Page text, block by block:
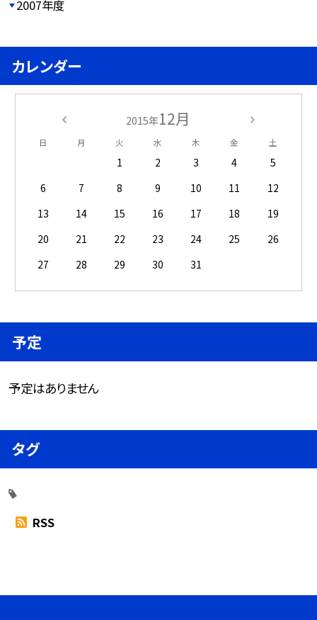
2007年度
カレンダー
2015年12月
日 月 火 水 木 金 土
1 2 3 4
5
6
7 8 9 10 11
12
13
14 15 16 17 18
19
20
21 22 23 24 25
26
27
28 29 30 31
予定
予定はありません
タグ
RSS